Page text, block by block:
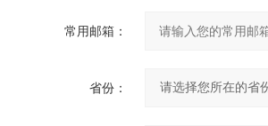
常用邮箱：
省份：